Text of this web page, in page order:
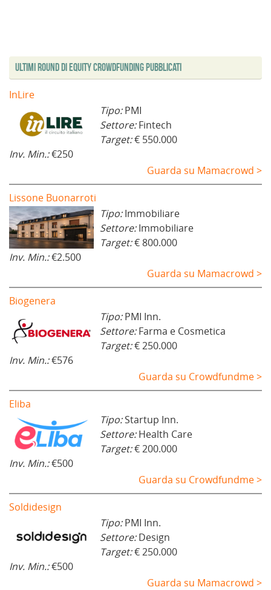
i
n
e
s
r
)
a
)
)
Ultimi Round di Equity Crowdfunding Pubblicati
InLire
Tipo:PMI
Settore:Fintech
Target:€ 550.000
Inv. Min.:€250
Guarda su Mamacrowd >
Lissone Buonarroti
Tipo:Immobiliare
Settore:Immobiliare
Target:€ 800.000
Inv. Min.:€2.500
Guarda su Mamacrowd >
Biogenera
Tipo:PMI Inn.
Settore:Farma e Cosmetica
Target:€ 250.000
Inv. Min.:€576
Guarda su Crowdfundme >
Eliba
Tipo:Startup Inn.
Settore:Health Care
Target:€ 200.000
Inv. Min.:€500
Guarda su Crowdfundme >
Soldidesign
Tipo:PMI Inn.
Settore:Design
Target:€ 250.000
Inv. Min.:€500
Guarda su Mamacrowd >